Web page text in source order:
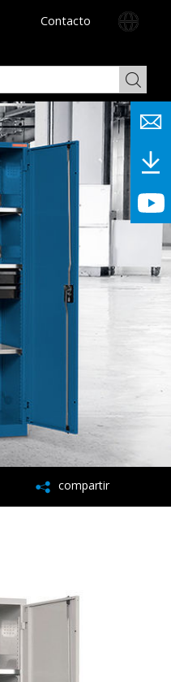
Contacto
compartir